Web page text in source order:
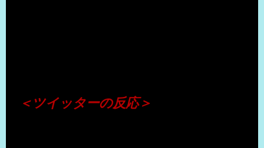
＜ツイッターの反応＞